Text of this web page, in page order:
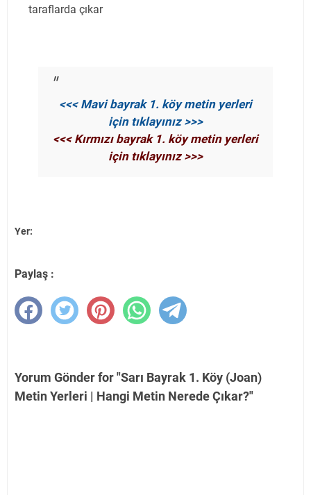
taraflarda çıkar
<<< Mavi bayrak 1. köy metin yerleri
için tıklayınız >>>
<<< Kırmızı bayrak 1. köy metin yerleri
için tıklayınız >>>
Yer:
Paylaş :
Yorum Gönder for "Sarı Bayrak 1. Köy (Joan)
Metin Yerleri | Hangi Metin Nerede Çıkar?"